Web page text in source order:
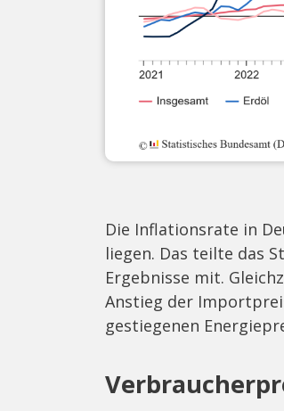
Die Inflationsrate in
liegen. Das teilte das
Ergebnisse mit.
Anstieg der
gestiegenen